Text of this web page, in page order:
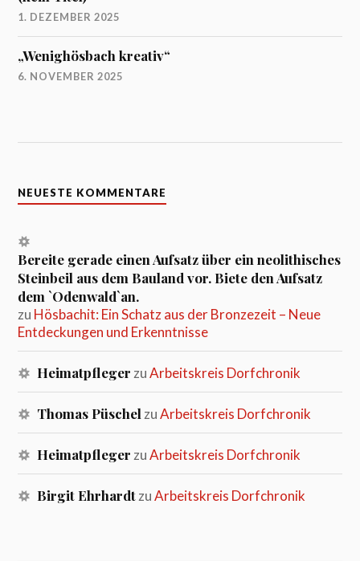
1. DEZEMBER 2025
„Wenighösbach kreativ“
6. NOVEMBER 2025
NEUESTE KOMMENTARE
Bereite gerade einen Aufsatz über ein neolithisches
Steinbeil aus dem Bauland vor. Biete den Aufsatz
dem `Odenwald`an.
zu Hösbachit: Ein Schatz aus der Bronzezeit – Neue
Entdeckungen und Erkenntnisse
Heimatpfleger zuArbeitskreis Dorfchronik
Thomas Püschel zuArbeitskreis Dorfchronik
Heimatpfleger zuArbeitskreis Dorfchronik
Birgit EhrhardtzuArbeitskreis Dorfchronik